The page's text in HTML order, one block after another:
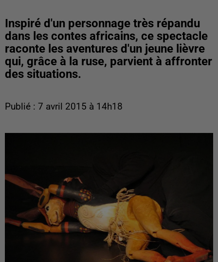
Inspiré d'un personnage très répandu
dans les contes africains, ce spectacle
raconte les aventures d'un jeune lièvre
qui, grâce à la ruse, parvient à affronter
des situations.
Publié : 7 avril 2015 à 14h18